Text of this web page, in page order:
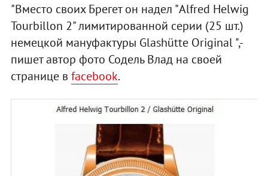
"Вместо своих Брегет он надел "Alfred Helwig
Tourbillon 2" лимитированной серии (25 шт.)
немецкой мануфактуры Glashütte Original ",-
пишет автор фото Содель Влад на своей
странице в facebook.